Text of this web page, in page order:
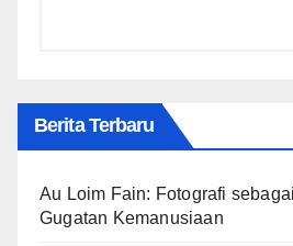
Berita Terbaru
Au Loim Fain: Fotografi
Gugatan Kemanusiaan